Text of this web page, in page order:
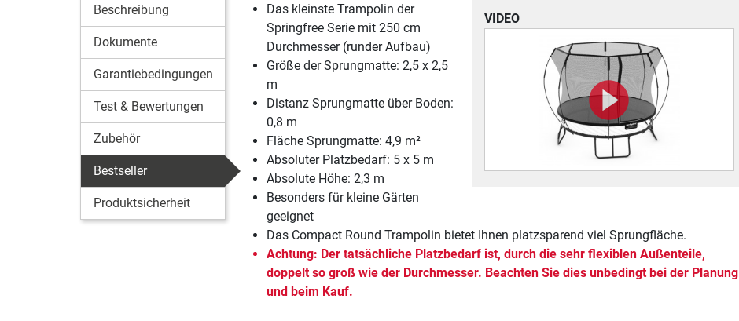
Beschreibung
Dokumente
Garantiebedingungen
Test & Bewertungen
Zubehör
Bestseller
Produktsicherheit
VIDEO
Das kleinste Trampolin der
Springfree Serie mit 250 cm
Durchmesser (runder Aufbau)
Größe der Sprungmatte: 2,5 x 2,5
m
Distanz Sprungmatte über Boden:
0,8 m
Fläche Sprungmatte: 4,9 m²
Absoluter Platzbedarf: 5 x 5 m
Absolute Höhe: 2,3 m
Besonders für kleine Gärten
geeignet
Das Compact Round Trampolin bietet Ihnen platzsparend viel Sprungfläche.
Achtung: Der tatsächliche Platzbedarf ist, durch die sehr flexiblen Außenteile,
doppelt so groß wie der Durchmesser. Beachten Sie dies unbedingt bei der Planung
und beim Kauf.